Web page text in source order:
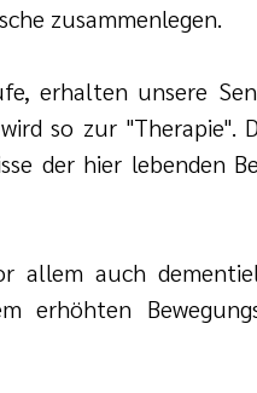
zusammenlegen.
erhalten unsere
so zur "Therapie".
der hier lebenden
allem auch